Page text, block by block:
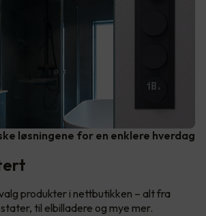
løsningene for en enklere hverdag
produkter i nettbutikken – alt fra
til elbilladere og mye mer.